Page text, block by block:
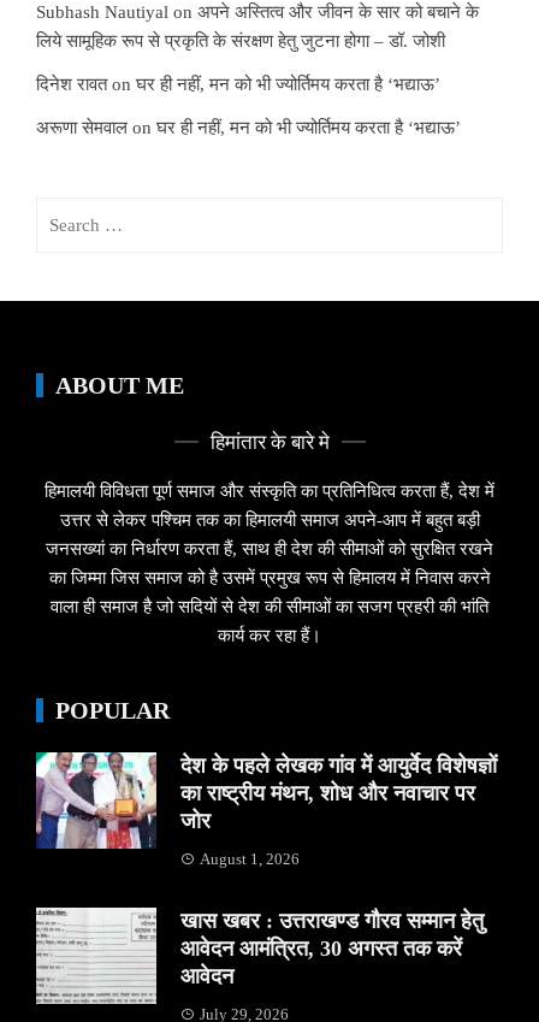
Subhash Nautiyal on अपने अस्तित्व और जीवन के सार को बचाने के
लिये सामूहिक रूप से प्रकृति के संरक्षण हेतु जुटना होगा – डॉ. जोशी
दिनेश रावतonघर ही नहीं, मन को भी ज्योर्तिमय करता है ‘भद्याऊ’
अरूणा सेमवाल onघर ही नहीं, मन को भी ज्योर्तिमय करता है ‘भद्याऊ’
ABOUT ME
हिमांतार के बारे मे
हिमालयी विविधता पूर्ण समाज और संस्कृति का प्रतिनिधित्व करता हैं, देश में
उत्तर से लेकर पश्चिम तक का हिमालयी समाज अपने-आप में बहुत बड़ी
जनसख्यां का निर्धारण करता हैं, साथ ही देश की सीमाओं को सुरक्षित रखने
का जिम्मा जिस समाज को है उसमें प्रमुख रूप से हिमालय में निवास करने
वाला ही समाज है जो सदियों से देश की सीमाओं का सजग प्रहरी की भांति
कार्य कर रहा हैं।
POPULAR
देश के पहले लेखक गांव में आयुर्वेद विशेषज्ञों
का राष्ट्रीय मंथन, शोध और नवाचार पर
जोर
August 1, 2026
खास खबर : उत्तराखण्ड गौरव सम्मान हेतु
आवेदन आमंत्रित, 30 अगस्त तक करें
आवेदन
July 29, 2026